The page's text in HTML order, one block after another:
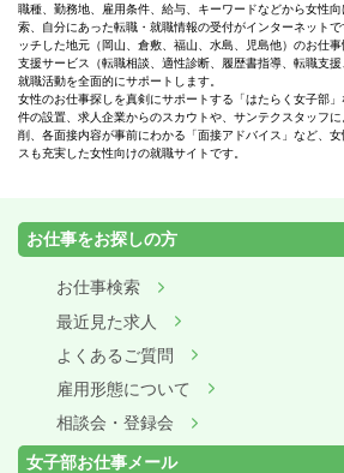
職種、勤務地、雇用条件、給与、キーワードなどから女性
索、自分にあった転職・就職情報の受付がインターネット
ッチした地元（岡山、倉敷、福山、水島、児島他）のお仕
支援サービス（転職相談、適性診断、履歴書指導、転職支
就職活動を全面的にサポートします。
女性のお仕事探しを真剣にサポートする「はたらく女子部
件の設置、求人企業からのスカウトや、サンテクスタッフ
削、各面接内容が事前にわかる「面接アドバイス」など、
スも充実した女性向けの就職サイトです。
お仕事をお探しの方
お仕事検索
最近見た求人
よくあるご質問
雇用形態について
相談会・登録会
女子部お仕事メール